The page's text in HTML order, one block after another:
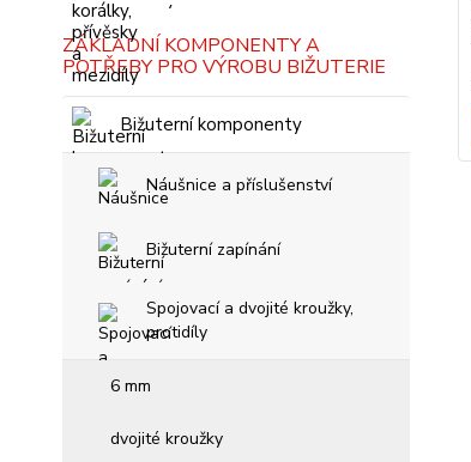
ZÁKLADNÍ KOMPONENTY A
POTŘEBY PRO VÝROBU BIŽUTERIE
Bižuterní komponenty
Náušnice a příslušenství
Bižuterní zapínání
Spojovací a dvojité kroužky,
protidíly
6 mm
dvojité kroužky